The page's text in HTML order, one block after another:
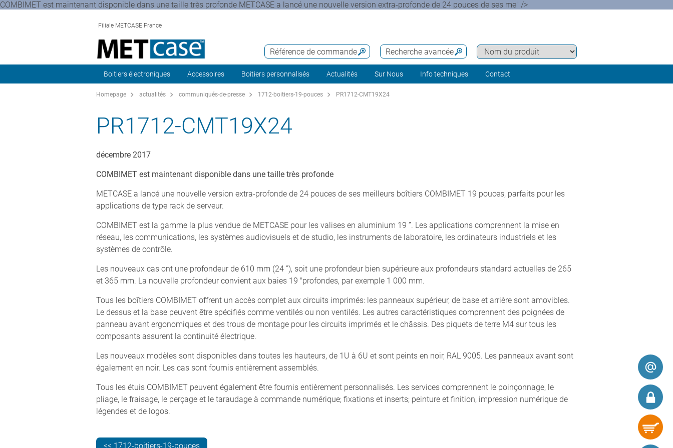
COMBIMET est maintenant disponible dans une taille très profonde METCASE a lancé une nouvelle version extra-profonde de 24 pouces de ses me" />
Filiale METCASE France
Recherche avancée
Référence de commande
Boitiers électroniques Accessoires Boitiers personnalisés Actualités Sur Nous Info techniques Contact
Homepage actualités communiqués-de-presse 1712-boitiers-19-pouces PR1712-CMT19X24
PR1712-CMT19X24
décembre 2017
COMBIMET est maintenant disponible dans une taille très profonde
METCASE a lancé une nouvelle version extra-profonde de 24 pouces de ses meilleurs boîtiers COMBIMET 19 pouces, parfaits pour les
applications de type rack de serveur.
COMBIMET est la gamme la plus vendue de METCASE pour les valises en aluminium 19 ”. Les applications comprennent la mise en
réseau, les communications, les systèmes audiovisuels et de studio, les instruments de laboratoire, les ordinateurs industriels et les
systèmes de contrôle.
Les nouveaux cas ont une profondeur de 610 mm (24 ”), soit une profondeur bien supérieure aux profondeurs standard actuelles de 265
et 365 mm. La nouvelle profondeur convient aux baies 19 "profondes, par exemple 1 000 mm.
Tous les boîtiers COMBIMET offrent un accès complet aux circuits imprimés: les panneaux supérieur, de base et arrière sont amovibles.
Le dessus et la base peuvent être spécifiés comme ventilés ou non ventilés. Les autres caractéristiques comprennent des poignées de
panneau avant ergonomiques et des trous de montage pour les circuits imprimés et le châssis. Des piquets de terre M4 sur tous les
composants assurent la continuité électrique.
Les nouveaux modèles sont disponibles dans toutes les hauteurs, de 1U à 6U et sont peints en noir, RAL 9005. Les panneaux avant sont
également en noir. Les cas sont fournis entièrement assemblés.
Tous les étuis COMBIMET peuvent également être fournis entièrement personnalisés. Les services comprennent le poinçonnage, le
pliage, le fraisage, le perçage et le taraudage à commande numérique; fixations et inserts; peinture et finition, impression numérique de
légendes et de logos.
<< 1712-boitiers-19-pouces